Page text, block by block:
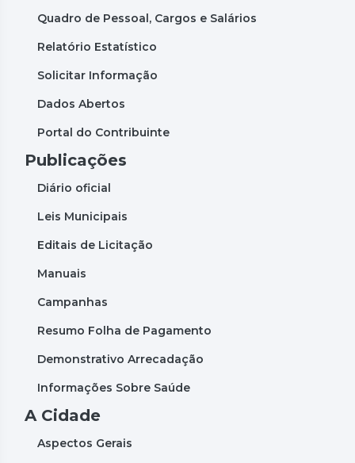
Quadro de Pessoal, Cargos e Salários
Relatório Estatístico
Solicitar Informação
Dados Abertos
Portal do Contribuinte
Publicações
Diário oficial
Leis Municipais
Editais de Licitação
Manuais
Campanhas
Resumo Folha de Pagamento
Demonstrativo Arrecadação
Informações Sobre Saúde
A Cidade
Aspectos Gerais